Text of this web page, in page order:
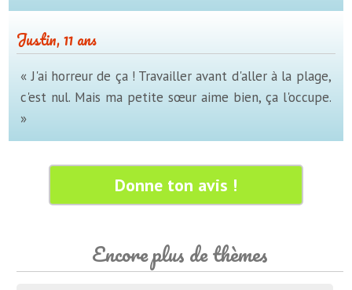
Justin, 11 ans
« J'ai horreur de ça ! Travailler avant d'aller à la plage,
c'est nul. Mais ma petite sœur aime bien, ça l'occupe.
»
Donne ton avis !
Encore plus de thèmes